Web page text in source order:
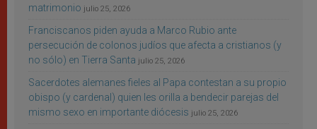
matrimonio julio 25, 2026
Franciscanos piden ayuda a Marco Rubio ante
persecución de colonos judíos que afecta a cristianos (y
no sólo) en Tierra Santa julio 25, 2026
Sacerdotes alemanes fieles al Papa contestan a su propio
obispo (y cardenal) quien les orilla a bendecir parejas del
mismo sexo en importante diócesis julio 25, 2026